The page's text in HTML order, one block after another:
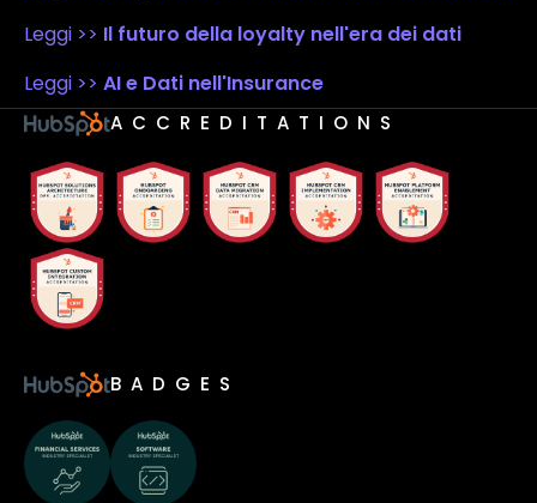
Leggi >> Il futuro della loyalty nell'era dei dati
Leggi >> AI e Dati nell'Insurance
ACCREDITATIONS
BADGES